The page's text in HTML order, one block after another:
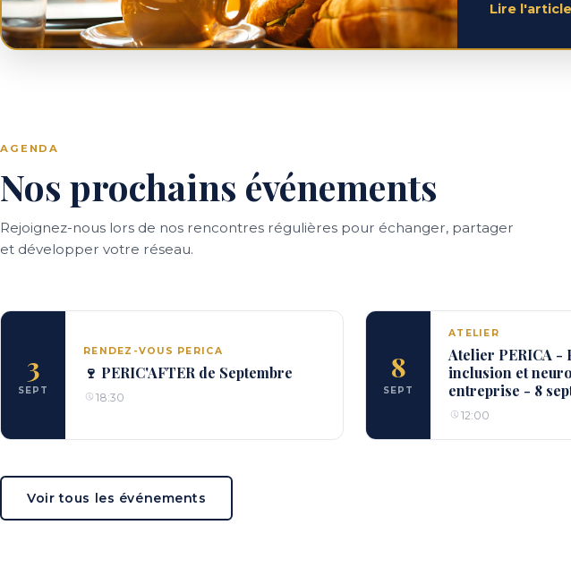
Lire l'article
AGENDA
Nos prochains événements
Rejoignez-nous lors de nos rencontres régulières pour échanger, partager
et développer votre réseau.
3
SEPT
RENDEZ-VOUS PERICA
🍷 PERIC'AFTER de Septembre
18:30
8
SEPT
ATELIER
Atelier PERICA -
inclusion et
entreprise - 8
12:00
Voir tous les événements